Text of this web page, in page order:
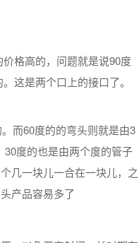
格高的，问题就是说90度
这是两个口上的接口了。
而60度的的弯头则就是由3
度的也是由两个度的管子
几一块儿一合在一块儿，之
产品容易多了